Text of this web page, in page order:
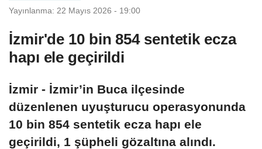
Yayınlanma: 22 Mayıs 2026 - 19:00
İzmir'de 10 bin 854 sentetik ecza
hapı ele geçirildi
İzmir - İzmir’in Buca ilçesinde
düzenlenen uyuşturucu operasyonunda
10 bin 854 sentetik ecza hapı ele
geçirildi, 1 şüpheli gözaltına alındı.